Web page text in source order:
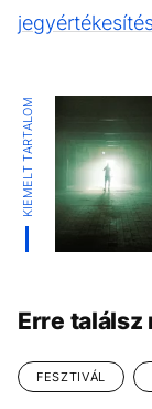
KIEMELT TARTALOM
Erre találsz
FESZTIVÁL